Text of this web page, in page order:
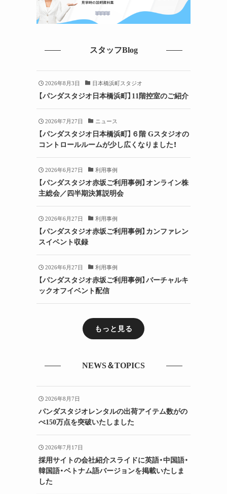
スタッフBlog
2026年8月3日 日本橋浜町スタジオ
【パンダスタジオ日本橋浜町】11階控室のご紹介
2026年7月27日 ニュース
【パンダスタジオ日本橋浜町】６階 Gスタジオの
コントロールルームが少し広くなりました！
2026年6月27日 利用事例
【パンダスタジオ赤坂ご利用事例】オンライン株
主総会／四半期決算説明会
2026年6月27日 利用事例
【パンダスタジオ赤坂ご利用事例】カンファレン
スイベント収録
2026年6月27日 利用事例
【パンダスタジオ赤坂ご利用事例】バーチャルキ
ックオフイベント配信
もっと見る
NEWS＆TOPICS
2026年8月7日
パンダスタジオレンタルの出荷アイテム数がの
べ150万点を突破いたしました
2026年7月17日
採用サイトの会社紹介スライドに英語・中国語・
韓国語・ベトナム語バージョンを掲載いたしま
した